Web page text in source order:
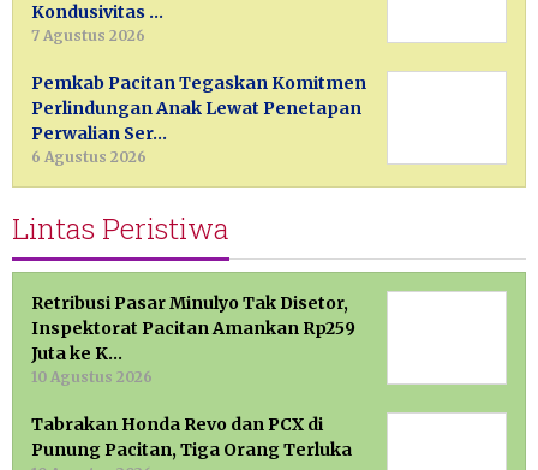
Kondusivitas …
7 Agustus 2026
Pemkab Pacitan Tegaskan Komitmen
Perlindungan Anak Lewat Penetapan
Perwalian Ser…
6 Agustus 2026
Lintas Peristiwa
Retribusi Pasar Minulyo Tak Disetor,
Inspektorat Pacitan Amankan Rp259
Juta ke K…
10 Agustus 2026
Tabrakan Honda Revo dan PCX di
Punung Pacitan, Tiga Orang Terluka